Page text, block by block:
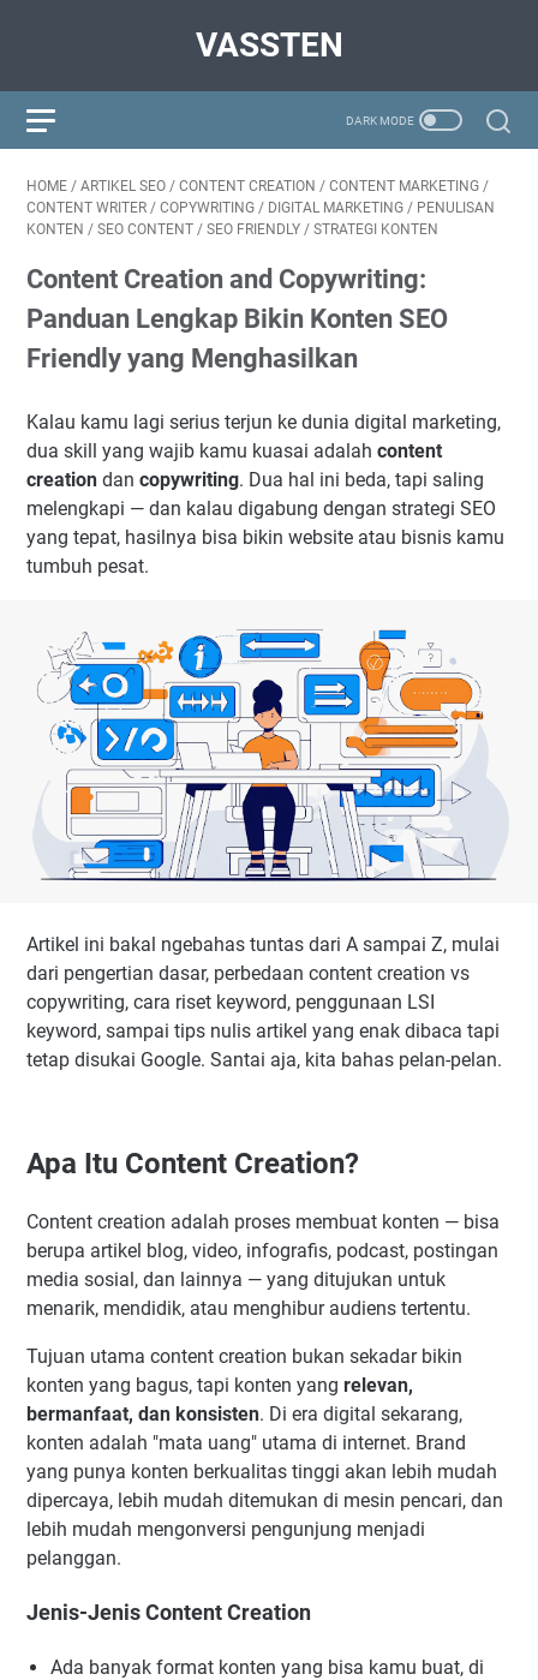
VASSTEN
HOME / ARTIKEL SEO / CONTENT CREATION / CONTENT MARKETING /
CONTENT WRITER / COPYWRITING / DIGITAL MARKETING / PENULISAN
KONTEN / SEO CONTENT / SEO FRIENDLY / STRATEGI KONTEN
Content Creation and Copywriting:
Panduan Lengkap Bikin Konten SEO
Friendly yang Menghasilkan
Kalau kamu lagi serius terjun ke dunia digital marketing,
dua skill yang wajib kamu kuasai adalah content
creation dan copywriting. Dua hal ini beda, tapi saling
melengkapi — dan kalau digabung dengan strategi SEO
yang tepat, hasilnya bisa bikin website atau bisnis kamu
tumbuh pesat.
Artikel ini bakal ngebahas tuntas dari A sampai Z, mulai
dari pengertian dasar, perbedaan content creation vs
copywriting, cara riset keyword, penggunaan LSI
keyword, sampai tips nulis artikel yang enak dibaca tapi
tetap disukai Google. Santai aja, kita bahas pelan-pelan.
Apa Itu Content Creation?
Content creation adalah proses membuat konten — bisa
berupa artikel blog, video, infografis, podcast, postingan
media sosial, dan lainnya — yang ditujukan untuk
menarik, mendidik, atau menghibur audiens tertentu.
Tujuan utama content creation bukan sekadar bikin
konten yang bagus, tapi konten yang relevan,
bermanfaat, dan konsisten. Di era digital sekarang,
konten adalah "mata uang" utama di internet. Brand
yang punya konten berkualitas tinggi akan lebih mudah
dipercaya, lebih mudah ditemukan di mesin pencari, dan
lebih mudah mengonversi pengunjung menjadi
pelanggan.
Jenis-Jenis Content Creation
Ada banyak format konten yang bisa kamu buat, di